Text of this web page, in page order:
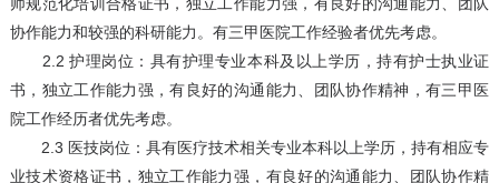
师规范化培训合格证书，独立工作能力强，有良好的沟通能力、团队
协作能力和较强的科研能力。有三甲医院工作经验者优先考虑。
2.2 护理岗位：具有护理专业本科及以上学历，持有护士执业证
书，独立工作能力强，有良好的沟通能力、团队协作精神，有三甲医
院工作经历者优先考虑。
2.3 医技岗位：具有医疗技术相关专业本科以上学历，持有相应专
业技术资格证书，独立工作能力强，有良好的沟通能力、团队协作精